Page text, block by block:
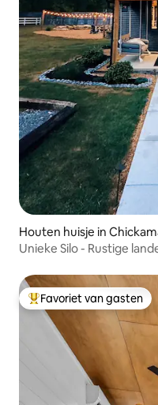
Houten huisje in
Unieke Silo - Rustige
Topfavoriet van gasten
Favoriet van gasten